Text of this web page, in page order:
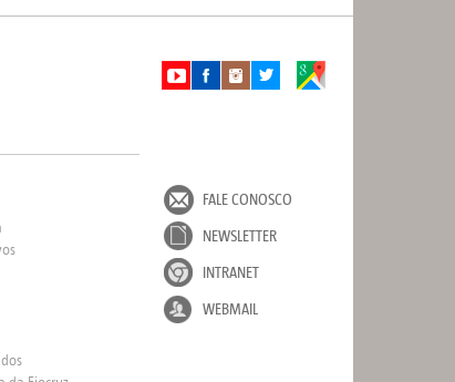
FALE CONOSCO
NEWSLETTER
INTRANET
WEBMAIL